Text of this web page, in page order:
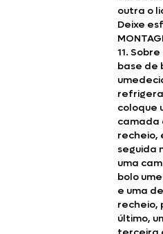
outra o
Deixe
11.
base de
coloque
camada
recheio,
seguida
uma
bolo
e uma de
recheio,
último,